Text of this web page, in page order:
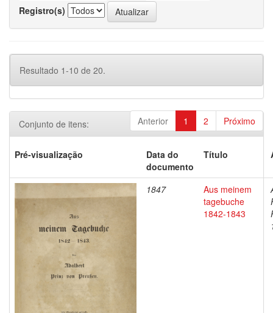
Registro(s)
Resultado 1-10 de 20.
Anterior 1 2 Próximo
Conjunto de itens:
Pré-visualização
Data do
documento
Título
1847
Aus meinem
tagebuche
1842-1843